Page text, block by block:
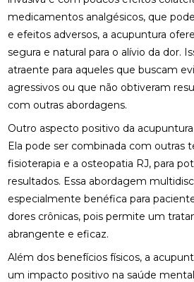
medicamentos analgésicos, que
e efeitos adversos, a acupuntura
segura e natural para o alívio da dor.
atraente para aqueles que buscam
agressivos ou que não obtiveram
com outras abordagens.
Outro aspecto positivo da
Ela pode ser combinada com outras
fisioterapia e a osteopatia RJ, para
resultados. Essa abordagem
especialmente benéfica para
dores crônicas, pois permite um
abrangente e eficaz.
Além dos benefícios físicos, a
um impacto positivo na saúde
BENEFÍCIOS DA QUIROPRAXIA
BENEFÍCIOS DA QUIROPRAXIA
BENEFÍCIOS DA QUIROPRAXIA
BENEFÍCIOS DA QUIROPRAXIA PARA ALIVIAR O
NERVO CIÁTICO
BENEFÍCIOS DA QUIROPRAXIA PARA JOELHO E
COMO FUNCIONA
BENEFÍCIOS DA QUIROPRAXIA PARA O NERVO
CIÁTICO
BENEFÍCIOS DA QUIROPRAXIA
BENEFÍCIOS DAS PALMILHAS